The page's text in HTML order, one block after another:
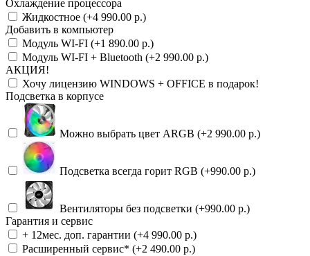
Охлаждение процессора
Жидкостное (+4 990.00 р.)
Добавить в компьютер
Модуль WI-FI (+1 890.00 р.)
Модуль WI-FI + Bluetooth (+2 990.00 р.)
АКЦИЯ!
Хочу лицензию WINDOWS + OFFICE в подарок!
Подсветка в корпусе
Можно выбрать цвет ARGB (+2 990.00 р.)
Подсветка всегда горит RGB (+990.00 р.)
Вентиляторы без подсветки (+990.00 р.)
Гарантия и сервис
+ 12мес. доп. гарантии (+4 990.00 р.)
Расширенный сервис* (+2 490.00 р.)